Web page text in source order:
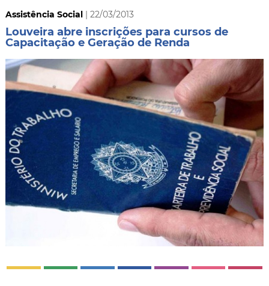
Assistência Social| 22/03/2013
Louveira abre inscrições para cursos de
Capacitação e Geração de Renda